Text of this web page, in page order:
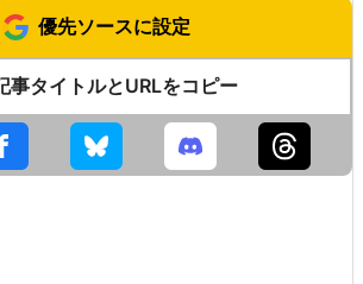
優先ソースに設定
事タイトルとURLをコピー